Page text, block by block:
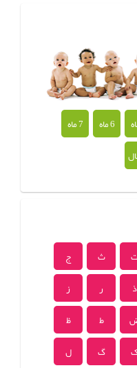
6 ماه
7 ماه
ث
ج
ذ ر
ز
ط
ظ
گ
ل